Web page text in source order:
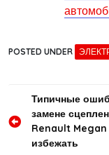
POSTED UNDER
Навигация
по
записям
Типичные
замене
Renault Megan
избежать